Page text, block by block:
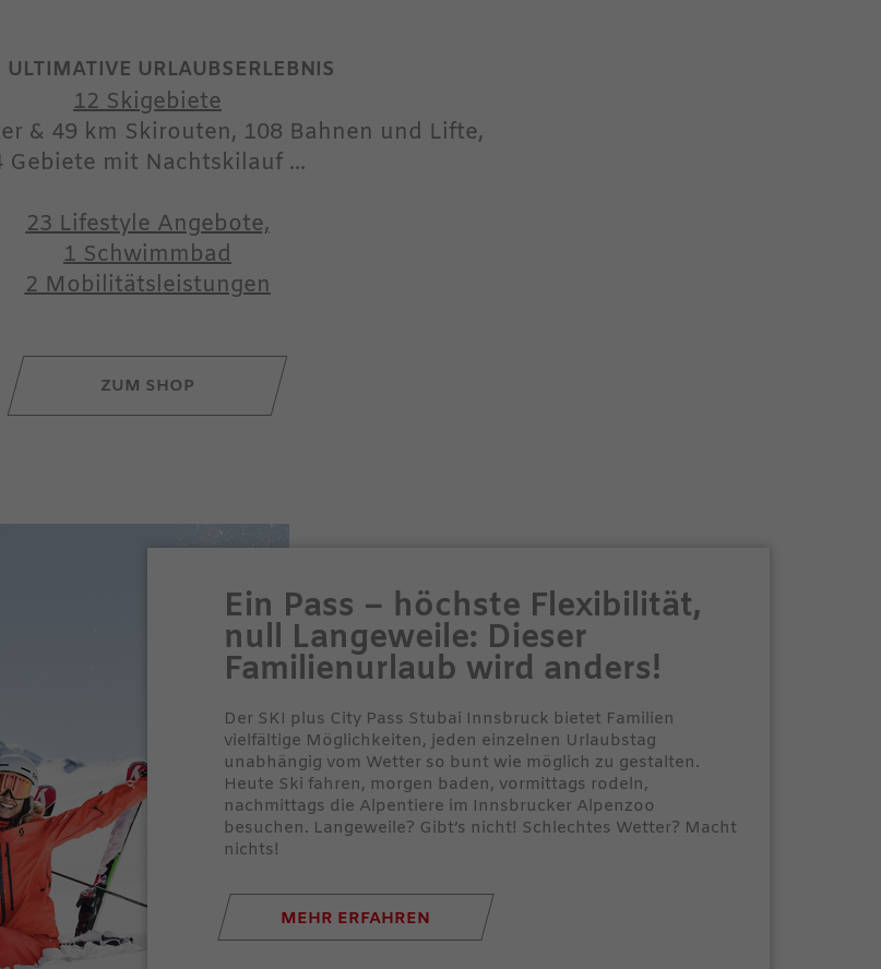
ULTIMATIVE URLAUBSERLEBNIS
12 Skigebiete
& 49 km Skirouten, 108 Bahnen und Lifte,
Gebiete mit Nachtskilauf ...
23 Lifestyle Angebote,
1 Schwimmbad
2 Mobilitätsleistungen
ZUM SHOP
Ein Pass – höchste Flexibilität,
null Langeweile: Dieser
Familienurlaub wird anders!
Der SKI plus City Pass Stubai Innsbruck bietet Familien
vielfältige Möglichkeiten, jeden einzelnen Urlaubstag
unabhängig vom Wetter so bunt wie möglich zu gestalten.
Heute Ski fahren, morgen baden, vormittags rodeln,
nachmittags die Alpentiere im Innsbrucker Alpenzoo
besuchen. Langeweile? Gibt’s nicht! Schlechtes Wetter? Macht
nichts!
MEHR ERFAHREN